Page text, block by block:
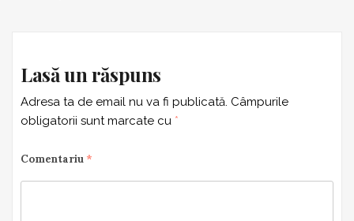
Lasă un răspuns
Adresa ta de email nu va fi publicată. Câmpurile
obligatorii sunt marcate cu *
Comentariu *